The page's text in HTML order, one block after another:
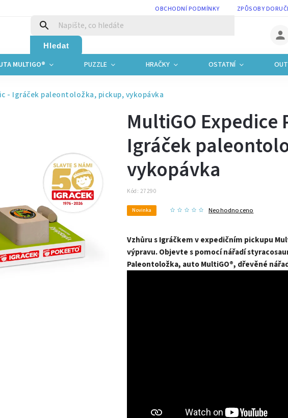
OBCHODNÍ PODMÍNKY ZPŮSOBY
Hledat
MULTIGO® PUZZLE HRAČKY OSTATNÍ
- Igráček paleontoložka, pickup, vykopávka
MultiGO Expedice
Igráček
vykopávka
Kód: 27290
Novinka Neohodnoceno
Vzhůru s Igráčkem v expedičním pickupu
výpravu. Objevte s pomocí nářadí
Paleontoložka, auto MultiGO®, dřevěné